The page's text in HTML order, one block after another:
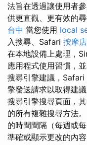
法旨在透過讓使用者
供更直觀、更有效的
台中 當您使用 local
入搜尋、Safari 按摩店
在本地設備上處理，
應用程式使用習慣，
搜尋引擎建議，Safari
擎發送請求以取得建
搜尋引擎搜尋頁面，
的所有複雜搜尋方法
的時間間隔（每週或
準確或顯示更改的內